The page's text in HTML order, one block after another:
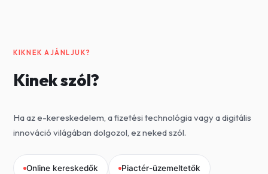
KIKNEK AJÁNLJUK?
Kinek szól?
Ha az e-kereskedelem, a fizetési technológia vagy a digitális
innováció világában dolgozol, ez neked szól.
Online kereskedők Piactér-üzemeltetők